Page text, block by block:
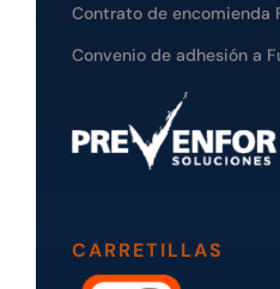
Contrato de encomienda
Convenio de adhesión a
CARRETILLAS